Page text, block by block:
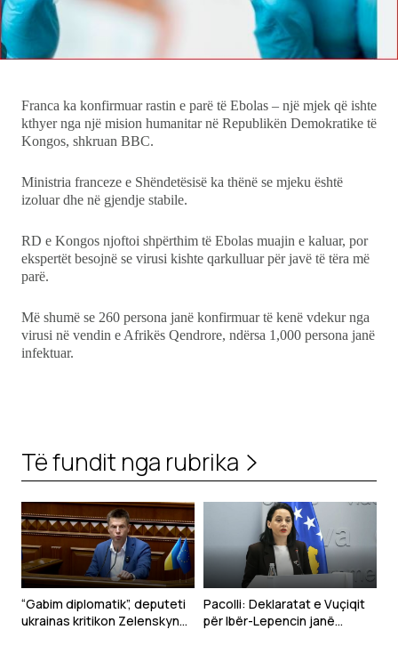
Showbiz
Ekonomi
Teknologji
Udhëtime
DuVideo
Franca ka konfirmuar rastin e parë të Ebolas – një mjek që ishte
kthyer nga një mision humanitar në Republikën Demokratike të
Kongos, shkruan BBC.
Ministria franceze e Shëndetësisë ka thënë se mjeku është
izoluar dhe në gjendje stabile.
RD e Kongos njoftoi shpërthim të Ebolas muajin e kaluar, por
ekspertët besojnë se virusi kishte qarkulluar për javë të tëra më
parë.
Më shumë se 260 persona janë konfirmuar të kenë vdekur nga
virusi në vendin e Afrikës Qendrore, ndërsa 1,000 persona janë
infektuar.
Të fundit nga rubrika
“Gabim diplomatik”, deputeti
ukrainas kritikon Zelenskyn
Pacolli: Deklaratat e Vuçiqit
për Ibër-Lepencin janë